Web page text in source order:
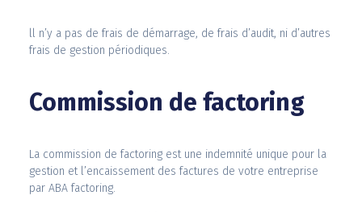
ll n’y a pas de frais de démarrage, de frais d’audit, ni d’autres
frais de gestion périodiques.
Commission de factoring
La commission de factoring est une indemnité unique pour la
gestion et l’encaissement des factures de votre entreprise
par ABA factoring.